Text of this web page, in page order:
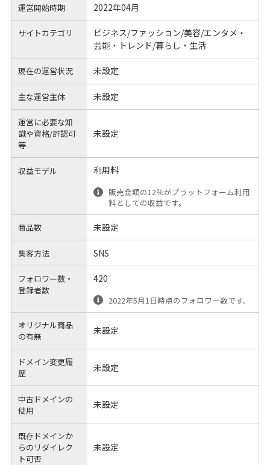
運営開始時期 2022年04月
サイトカテゴリ
ビジネス/ファッション/美容/エンタメ・
芸能・トレンド/暮らし・生活
現在の運営状況 未設定
主な運営主体 未設定
運営に必要な知
識や資格/許認可
等
未設定
収益モデル 利用料
販売金額の12％がプラットフォーム利用
料としての収益です。
商品数 未設定
集客方法 SNS
フォロワー数・
登録者数
420
2022年5月1日時点のフォロワー数です。
オリジナル商品
の有無
未設定
ドメイン変更履
歴
未設定
中古ドメインの
使用
未設定
既存ドメインか
らのリダイレク
ト可否
未設定